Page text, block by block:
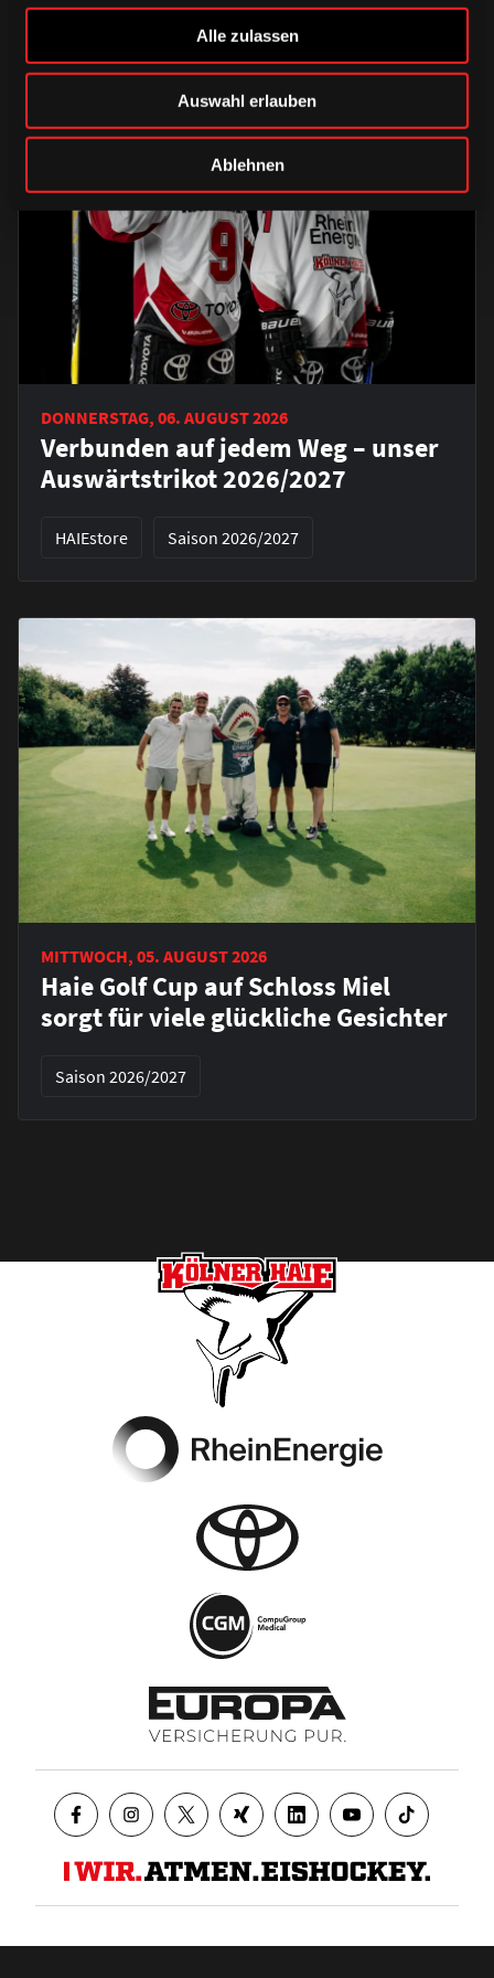
Alle zulassen
Auswahl erlauben
Ablehnen
DONNERSTAG, 06. AUGUST 2026
Verbunden auf jedem Weg – unser
Auswärtstrikot 2026/2027
HAIEstore Saison 2026/2027
MITTWOCH, 05. AUGUST 2026
Haie Golf Cup auf Schloss Miel
sorgt für viele glückliche Gesichter
Saison 2026/2027
Datenschutz AGB Impressum Kontakt Presse